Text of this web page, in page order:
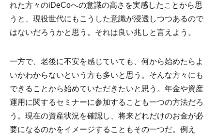
れた方々のiDeCoへの意識の高さを実感したことから思
うと、現役世代にもこうした意識が浸透しつつあるので
はないだろうかと思う。それは良い兆しと言えよう。
一方で、老後に不安を感じていても、何から始めたらよ
いかわからないという方も多いと思う。そんな方々にも
できることから始めていただきたいと思う。年金や資産
運用に関するセミナーに参加することも一つの方法だろ
う。現在の資産状況を確認し、将来どれだけのお金が必
要になるのかをイメージすることもその一つだ。例え